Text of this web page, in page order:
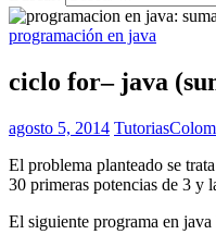
programación en java
ciclo for– java
agosto 5, 2014
El problema planteado se
30 primeras potencias de 3 y
El siguiente programa en